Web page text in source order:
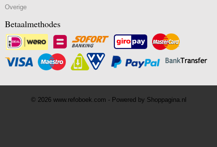
Overige
Betaalmethodes
© 2026 www.refoboek.com - Powered by Shoppagina.nl